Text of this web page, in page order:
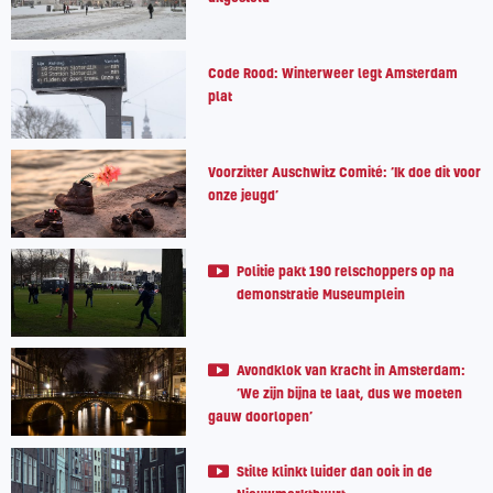
Code Rood: Winterweer legt Amsterdam
plat
Voorzitter Auschwitz Comité: ‘Ik doe dit voor
onze jeugd’
Politie pakt 190 relschoppers op na
demonstratie Museumplein
Avondklok van kracht in Amsterdam:
‘We zijn bijna te laat, dus we moeten
gauw doorlopen’
Stilte klinkt luider dan ooit in de